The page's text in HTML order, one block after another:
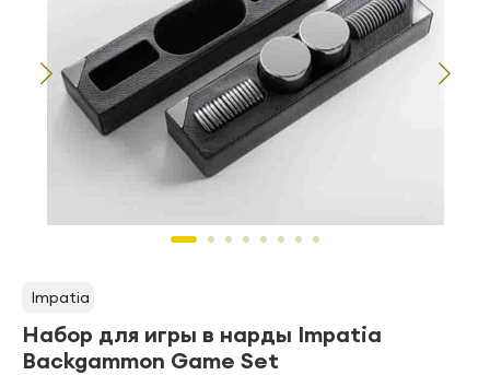
Impatia
Набор для игры в нарды Impatia
Backgammon Game Set